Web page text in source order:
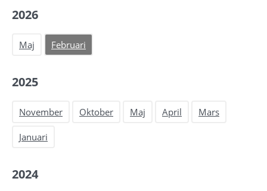
2026
Maj Februari
2025
November Oktober Maj April Mars
Januari
2024